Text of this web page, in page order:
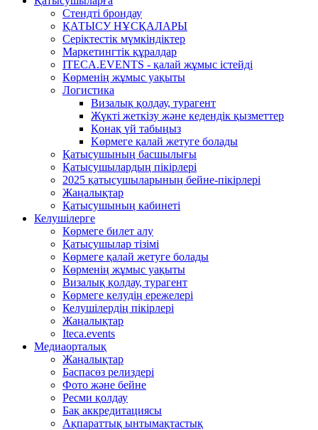
Стендті брондау
ҚАТЫСУ НҰСҚАЛАРЫ
Серіктестік мүмкіндіктер
Маркетингтік құралдар
ITECA.EVENTS - қалай жұмыс істейді
Көрменің жұмыс уақыты
Логистика
Визалық қолдау, турагент
Жүкті жеткізу және кедендік қызметтер
Қонақ үй табыңыз
Kөрмеге қалай жетуге болады
Қатысушының басшылығы
Қатысушылардың пікірлері
2025 қатысушыларының бейне-пікірлері
Жаңалықтар
Қатысушының кабинеті
Келушілерге
Көрмеге билет алу
Қатысушылар тізімі
Көрмеге қалай жетуге болады
Көрменің жұмыс уақыты
Визалық қолдау, турагент
Көрмеге келудің ережелері
Келушілердің пікірлері
Жаңалықтар
Iteca.events
Медиаорталық
Жаңалықтар
Баспасөз релиздері
Фото және бейне
Ресми қолдау
Бақ аккредитациясы
Ақпараттық ынтымақтастық